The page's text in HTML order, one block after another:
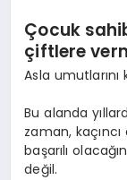
Çocuk
çiftlere
Asla
Bu alanda
zaman,
başarılı
değil.